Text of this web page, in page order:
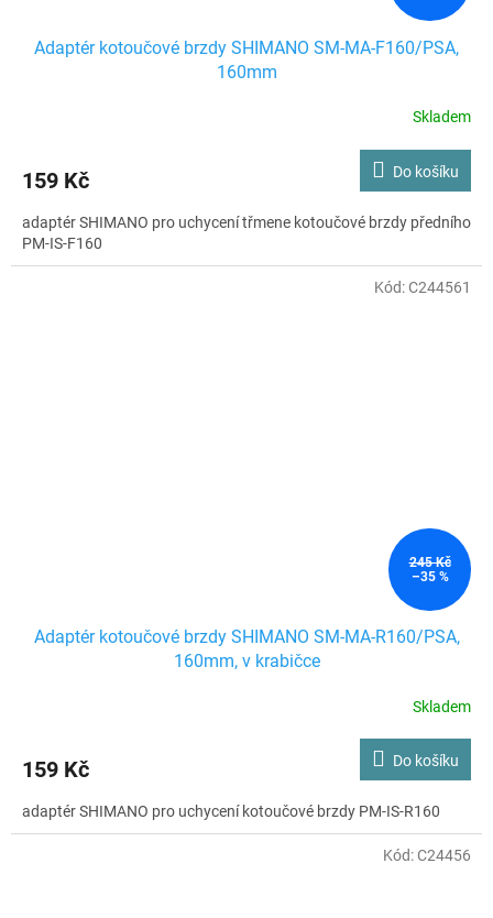
Adaptér kotoučové brzdy SHIMANO SM-MA-F160/PSA,
160mm
Skladem
159 Kč Do košíku
adaptér SHIMANO pro uchycení třmene kotoučové brzdy předního
PM-IS-F160
245 Kč
–35 %
Adaptér kotoučové brzdy SHIMANO SM-MA-R160/PSA,
160mm, v krabičce
Skladem
159 Kč Do košíku
adaptér SHIMANO pro uchycení kotoučové brzdy PM-IS-R160
Kód:C244561
Kód:C24456